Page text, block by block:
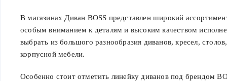
В магазинах Диван BOSS представлен широкий
особым вниманием к деталям и высоким качеством
выбрать из большого разнообразия диванов, кресел,
корпусной мебели.
Особенно стоит отметить линейку диванов под брендом